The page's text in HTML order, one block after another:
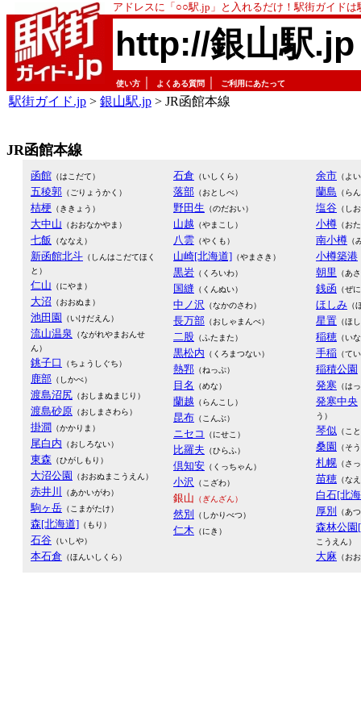
アドレスに「○○駅.jp」と入れるだけ！駅街ガイド
http://銀山駅.jp
使い方 よくある質問 ご利用にあたって
駅街ガイド.jp > 銀山駅.jp > JR函館本線
JR函館本線
函館 （はこだて）
五稜郭 （ごりょうかく）
桔梗 （ききょう）
大中山 （おおなかやま）
七飯 （ななえ）
新函館北斗 （しんはこだてほく
と）
仁山 （にやま）
大沼 （おおぬま）
池田園 （いけだえん）
流山温泉 （ながれやまおんせ
ん）
銚子口 （ちょうしぐち）
鹿部 （しかべ）
渡島沼尻 （おしまぬまじり）
渡島砂原 （おしまさわら）
掛澗 （かかりま）
尾白内 （おしろない）
東森 （ひがしもり）
大沼公園 （おおぬまこうえん）
赤井川 （あかいがわ）
駒ヶ岳 （こまがたけ）
森[北海道] （もり）
石谷 （いしや）
本石倉 （ほんいしくら）
石倉 （いしくら）
落部 （おとしべ）
野田生 （のだおい）
山越 （やまこし）
八雲 （やくも）
山崎[北海道] （やまさき）
黒岩 （くろいわ）
国縫 （くんぬい）
中ノ沢 （なかのさわ）
長万部 （おしゃまんべ）
二股 （ふたまた）
黒松内 （くろまつない）
熱郛 （ねっぷ）
目名 （めな）
蘭越 （らんこし）
昆布 （こんぶ）
ニセコ （にせこ）
比羅夫 （ひらふ）
倶知安 （くっちゃん）
小沢 （こざわ）
銀山 （ぎんざん）
然別 （しかりべつ）
仁木 （にき）
余市 （よ
蘭島 （ら
塩谷 （し
小樽 （お
南小樽 （
小樽築港
朝里 （あ
銭函 （ぜ
ほしみ （
星置 （ほ
稲穂 （い
手稲 （て
稲積公園
発寒 （は
発寒中央
う）
琴似 （こ
桑園 （そ
札幌 （さ
苗穂 （な
白石[北
厚別
（あ
森林公園
こうえん）
大麻 （お